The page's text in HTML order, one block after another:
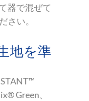
器で混ぜて
さい。
地を準
Green、